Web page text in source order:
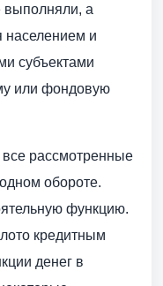
выполняли, а
населением и
субъектами
или фондовую
рассмотренные
обороте.
функцию.
кредитным
денег в